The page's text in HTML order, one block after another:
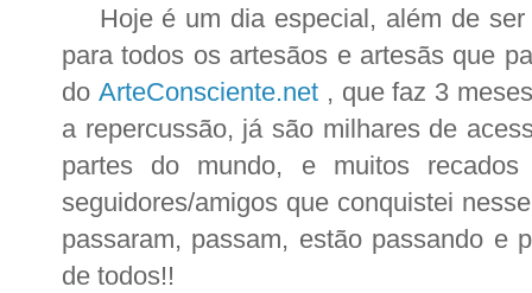
Hoje é um dia especial, além de ser
para todos os artesãos e artesãs que
do ArteConsciente.net , que faz 3
a repercussão, já são milhares de
partes do mundo, e muitos
seguidores/amigos que conquistei
passaram, passam, estão passando e
de todos!!